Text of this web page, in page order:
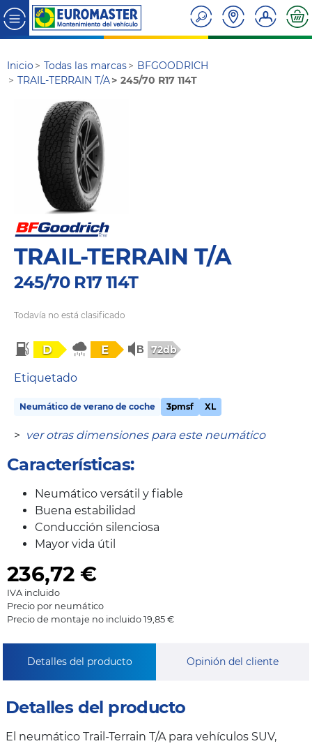
Inicio Todas las marcas
BFGOODRICH
TRAIL-TERRAIN T/A
245/70 R17 114T
TRAIL-TERRAIN T/A
245/70 R17 114T
Todavía no está clasificado
D E 72db
Etiquetado
Neumático de verano de coche 3pmsf XL
> ver otras dimensiones para este neumático
Características:
Neumático versátil y fiable
Buena estabilidad
Conducción silenciosa
Mayor vida útil
236,72 €
IVA incluido
Precio por neumático
Precio de montaje no incluido 19,85 €
Detalles del producto Opinión del cliente
Detalles del producto
El neumático Trail-Terrain T/A para vehículos SUV,